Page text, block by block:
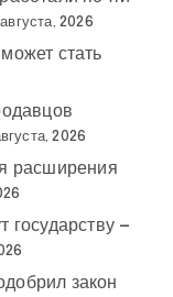
августа, 2026
стать
2026
расширения
государству —
закон